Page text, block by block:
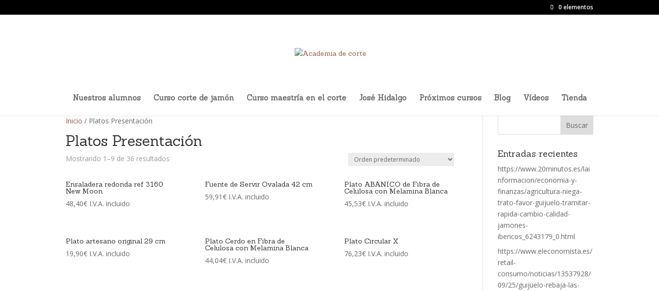
0 elementos
Nuestros alumnos Curso corte de jamón Curso maestría en el corte José Hidalgo Próximos cursos Blog Vídeos Tienda
Inicio / Platos Presentación
Platos Presentación
Mostrando 1–9 de 36 resultados
Ensaladera redonda ref 3160
New Moon.
48,40€ I.V.A. incluido
Fuente de Servir Ovalada 42 cm
59,91€ I.V.A. incluido
Plato ABANICO de Fibra de
Celulosa con Melamina Blanca
45,53€ I.V.A. incluido
Plato artesano original 29 cm
19,90€ I.V.A. incluido
Plato Cerdo en Fibra de
Celulosa con Melamina Blanca
44,04€ I.V.A. incluido
Plato Circular X
76,23€ I.V.A. incluido
Entradas recientes
https://www.20minutos.es/lai
nformacion/economia-y-
finanzas/agricultura-niega-
trato-favor-guijuelo-tramitar-
rapida-cambio-calidad-
jamones-
ibericos_6243179_0.html
https://www.eleconomista.es/
retail-
consumo/noticias/13537928/
09/25/guijuelo-rebaja-las-